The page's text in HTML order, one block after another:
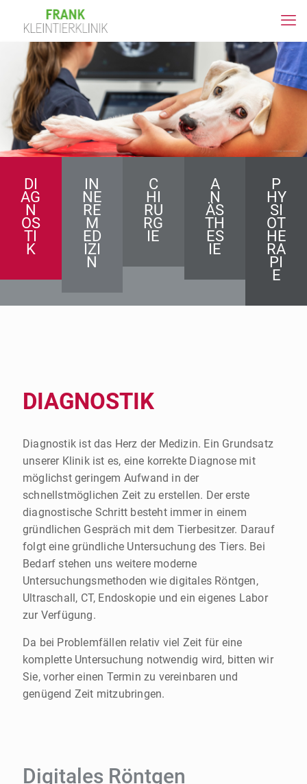
DI
AG
N
OS
TI
K
IN
NE
RE
M
ED
IZI
N
C
HI
RU
RG
IE
A
N
ÄS
TH
ES
IE
P
HY
SI
OT
HE
RA
PI
E
DIAGNOSTIK
Diagnostik ist das Herz der Medizin. Ein Grundsatz
unserer Klinik ist es, eine korrekte Diagnose mit
möglichst geringem Aufwand in der
schnellstmöglichen Zeit zu erstellen. Der erste
diagnostische Schritt besteht immer in einem
gründlichen Gespräch mit dem Tierbesitzer. Darauf
folgt eine gründliche Untersuchung des Tiers. Bei
Bedarf stehen uns weitere moderne
Untersuchungsmethoden wie digitales Röntgen,
Ultraschall, CT, Endoskopie und ein eigenes Labor
zur Verfügung.
Da bei Problemfällen relativ viel Zeit für eine
komplette Untersuchung notwendig wird, bitten wir
Sie, vorher einen Termin zu vereinbaren und
genügend Zeit mitzubringen.
Digitales Röntgen